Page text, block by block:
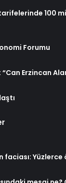
100
Forumu
Erzincan
faciası: Yüzlerce